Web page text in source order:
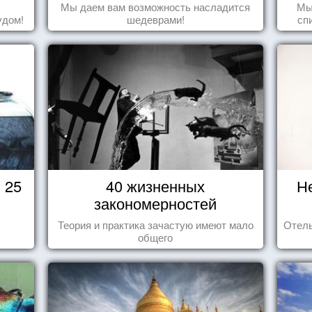
Мы даем вам возможность насладится
шедеврами!
Мы
25
40 жизненных
закономерностей
Теория и практика зачастую имеют мало
общего